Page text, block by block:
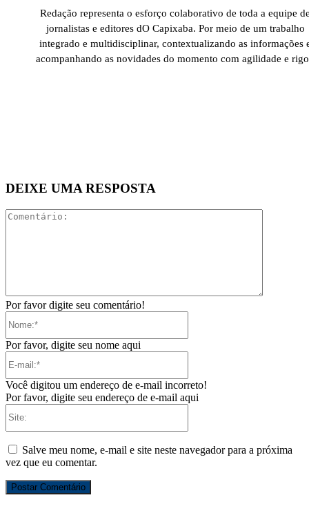
Redação representa o esforço colaborativo de toda a equipe
jornalistas e editores dO Capixaba. Por meio de um trabalho
integrado e multidisciplinar, contextualizando as informações
acompanhando as novidades do momento com agilidade e
DEIXE UMA RESPOSTA
Por favor digite seu comentário!
Por favor, digite seu nome aqui
Você digitou um endereço de e-mail incorreto!
Por favor, digite seu endereço de e-mail aqui
Salve meu nome, e-mail e site neste navegador para a próxima
vez que eu comentar.